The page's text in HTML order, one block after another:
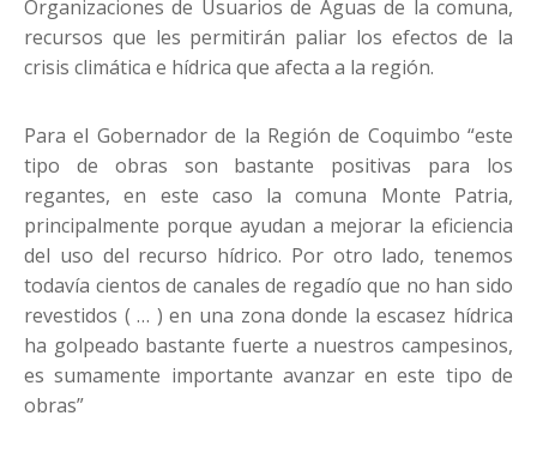
Organizaciones de Usuarios de Aguas de la comuna,
recursos que les permitirán paliar los efectos de la
crisis climática e hídrica que afecta a la región.
Para el Gobernador de la Región de Coquimbo “este
tipo de obras son bastante positivas para los
regantes, en este caso la comuna Monte Patria,
principalmente porque ayudan a mejorar la eficiencia
del uso del recurso hídrico. Por otro lado, tenemos
todavía cientos de canales de regadío que no han sido
revestidos ( … ) en una zona donde la escasez hídrica
ha golpeado bastante fuerte a nuestros campesinos,
es sumamente importante avanzar en este tipo de
obras”